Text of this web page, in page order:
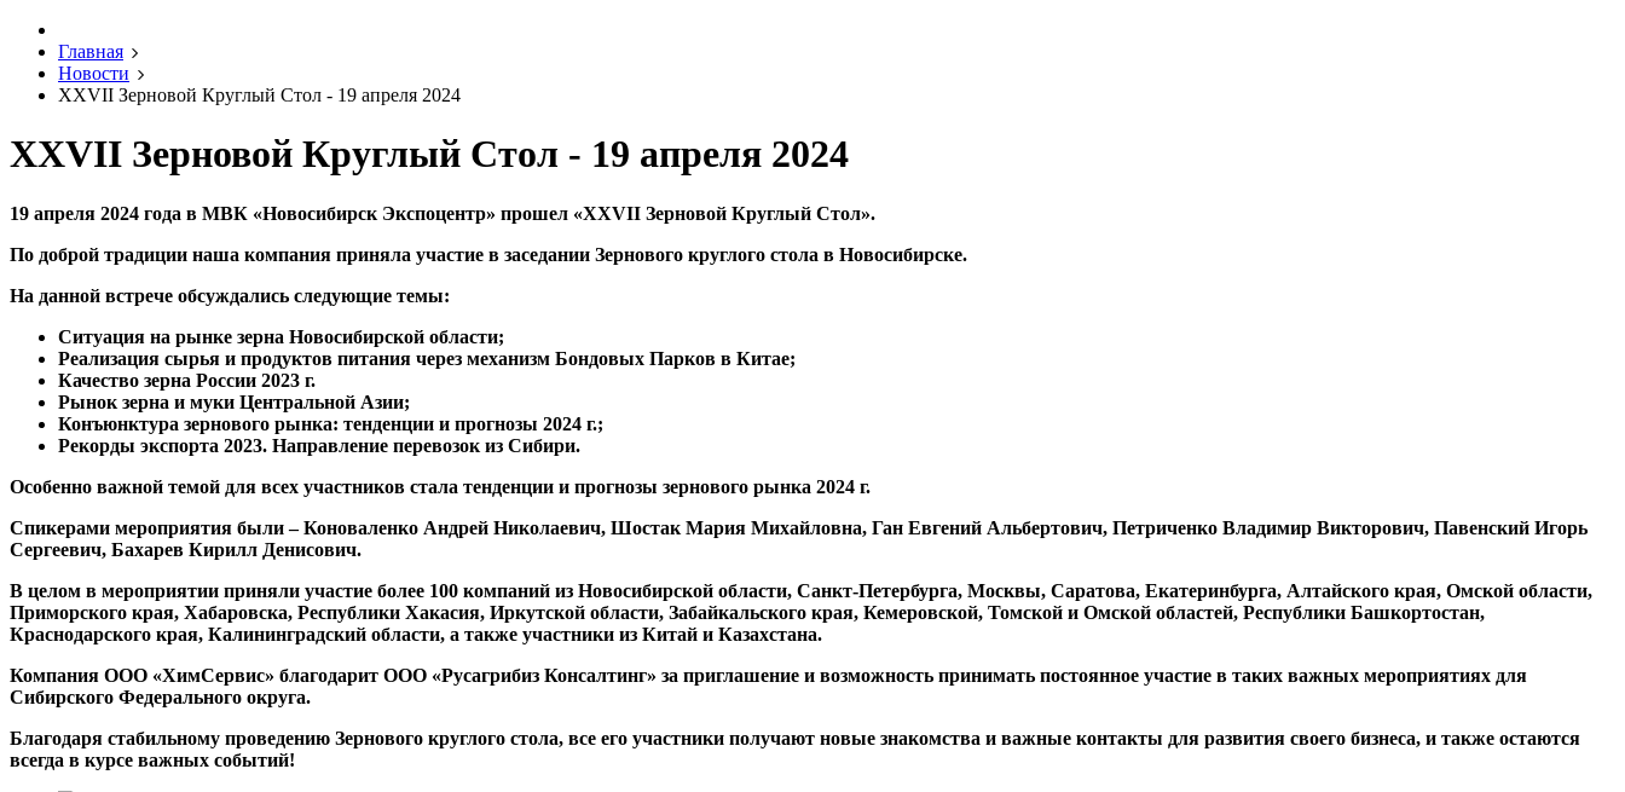
Главная
Новости
XXVII Зерновой Круглый Стол - 19 апреля 2024
XXVII Зерновой Круглый Стол - 19 апреля 2024
19 апреля 2024 года в МВК «Новосибирск Экспоцентр» прошел «XXVII Зерновой Круглый Стол».
По доброй традиции наша компания приняла участие в заседании Зернового круглого стола в Новосибирске.
На данной встрече обсуждались следующие темы:
Ситуация на рынке зерна Новосибирской области;
Реализация сырья и продуктов питания через механизм Бондовых Парков в Китае;
Качество зерна России 2023 г.
Рынок зерна и муки Центральной Азии;
Конъюнктура зернового рынка: тенденции и прогнозы 2024 г.;
Рекорды экспорта 2023. Направление перевозок из Сибири.
Особенно важной темой для всех участников стала тенденции и прогнозы зернового рынка 2024 г.
Спикерами мероприятия были – Коноваленко Андрей Николаевич, Шостак Мария Михайловна, Ган Евгений Альбертович, Петриченко Владимир Викторович, Павенский Игорь
Сергеевич, Бахарев Кирилл Денисович.
В целом в мероприятии приняли участие более 100 компаний из Новосибирской области, Санкт-Петербурга, Москвы, Саратова, Екатеринбурга, Алтайского края, Омской области,
Приморского края, Хабаровска, Республики Хакасия, Иркутской области, Забайкальского края, Кемеровской, Томской и Омской областей, Республики Башкортостан,
Краснодарского края, Калининградский области, а также участники из Китай и Казахстана.
Компания ООО «ХимСервис» благодарит ООО «Русагрибиз Консалтинг» за приглашение и возможность принимать постоянное участие в таких важных мероприятиях для
Сибирского Федерального округа.
Благодаря стабильному проведению Зернового круглого стола, все его участники получают новые знакомства и важные контакты для развития своего бизнеса, и также остаются
всегда в курсе важных событий!